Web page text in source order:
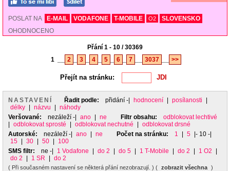
POSLAT NA E-MAIL VODAFONE T-MOBILE O2
SLOVENSKO
OHODNOCENO
Přání 1 - 10 / 30369
1
2 3 4 5 6 7 3037 >>
Přejít na stránku:
NASTAVENÍ Řadit podle: přidání -| hodnocení posílanosti
délky
názvu
náhody
Veršované:
nezáleží -| ano ne Filtr obsahu:
odblokovat lechtivé
odblokovat sprosté odblokovat nechutné
odblokovat drsné
Autorské:
nezáleží -| ano ne Počet na stránku: 1 5
|- 10 -|
15
30 50
100
SMS filtr:
ne -| 1 Vodafone do 2 do 5 1 T-Mobile do 2 1 O2
do 2
1 SR do 2
( Při současném nastavení se některá přání nezobrazují. ) ( zobrazit všechna )